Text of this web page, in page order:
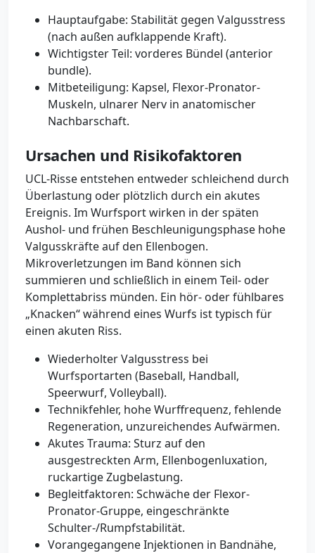
Hauptaufgabe: Stabilität gegen Valgusstress
(nach außen aufklappende Kraft).
Wichtigster Teil: vorderes Bündel (anterior
bundle).
Mitbeteiligung: Kapsel, Flexor-Pronator-
Muskeln, ulnarer Nerv in anatomischer
Nachbarschaft.
Ursachen und Risikofaktoren
UCL-Risse entstehen entweder schleichend durch
Überlastung oder plötzlich durch ein akutes
Ereignis. Im Wurfsport wirken in der späten
Aushol- und frühen Beschleunigungsphase hohe
Valgusskräfte auf den Ellenbogen.
Mikroverletzungen im Band können sich
summieren und schließlich in einem Teil- oder
Komplettabriss münden. Ein hör- oder fühlbares
„Knacken“ während eines Wurfs ist typisch für
einen akuten Riss.
Wiederholter Valgusstress bei
Wurfsportarten (Baseball, Handball,
Speerwurf, Volleyball).
Technikfehler, hohe Wurffrequenz, fehlende
Regeneration, unzureichendes Aufwärmen.
Akutes Trauma: Sturz auf den
ausgestreckten Arm, Ellenbogenluxation,
ruckartige Zugbelastung.
Begleitfaktoren: Schwäche der Flexor-
Pronator-Gruppe, eingeschränkte
Schulter-/Rumpfstabilität.
Vorangegangene Injektionen in Bandnähe,